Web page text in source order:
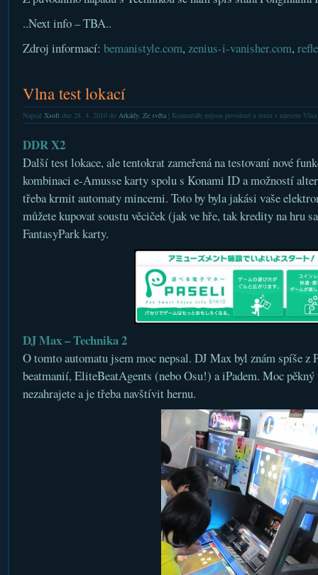
..Next info – TBA..
Zdroj informací: bemanistyle.com,zenius-i-vanisher.com,
Vlna test lokací
Napsal Xsoftdne 28. 4. 2010 do Arkády, Ze světa| Komentáře nejsou povolenéu textu s názvem Vlna
DDR X2
Další test lokace, ale tentokrat zameřená na testovaní nové
kombinaci e-Amusse karty spolu s Konami ID a možností
třeba krmit automaty mincemi. Toto by byla jakási vaše
můžete kupovat soustu věciček (jak ve hře, tak kredity na hru
FantasyPark karty.
DJ Max – Technika 2
O tomto automatu jsem moc nepsal. DJ Max byl znám spíše z
beatmanií, EliteBeatAgents (nebo Osu!) a iPadem. Moc
nezahrajete a je třeba navštívit hernu.